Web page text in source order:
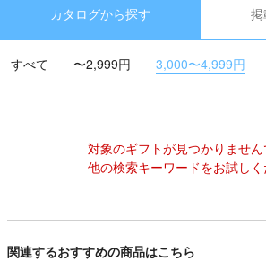
カタログから探す
すべて 〜2,999円 3,000〜4,999円
対象のギフトが見つかりません
他の検索キーワードをお試しく
関連するおすすめの商品はこちら